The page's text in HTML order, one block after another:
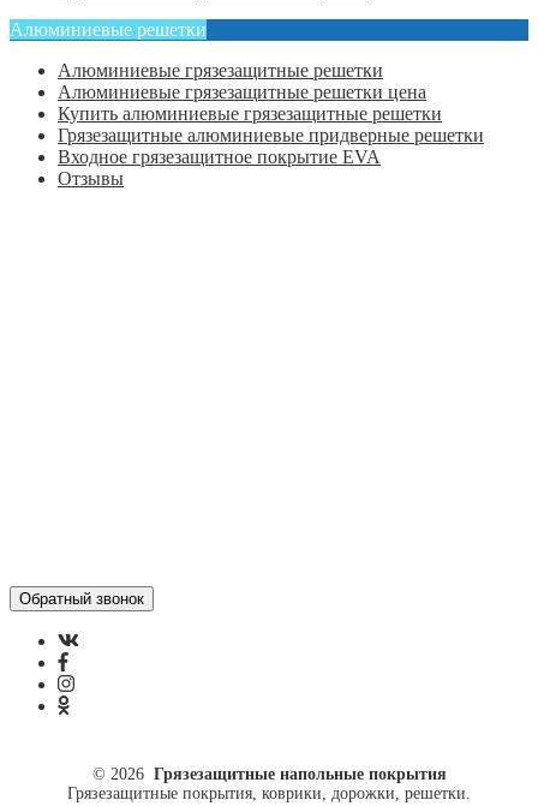
Алюминиевые решетки
Алюминиевые грязезащитные решетки
Алюминиевые грязезащитные решетки цена
Купить алюминиевые грязезащитные решетки
Грязезащитные алюминиевые придверные решетки
Входное грязезащитное покрытие EVA
Отзывы
© 2026 Грязезащитные напольные покрытия
Грязезащитные покрытия, коврики, дорожки, решетки.